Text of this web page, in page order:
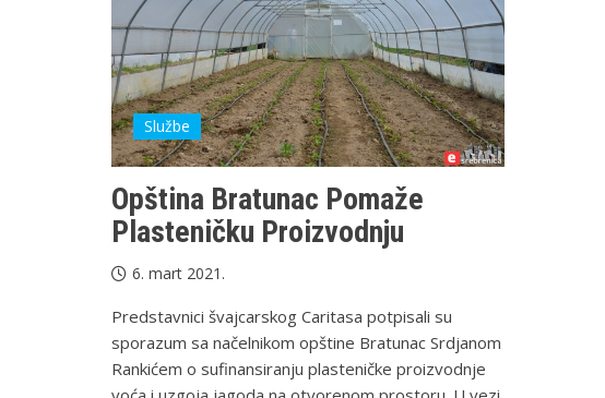
Službe
Opština Bratunac Pomaže
Plasteničku Proizvodnju
6. mart 2021.
Predstavnici švajcarskog Caritasa potpisali su
sporazum sa načelnikom opštine Bratunac Srdjanom
Rankićem o sufinansiranju plasteničke proizvodnje